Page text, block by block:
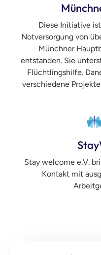
Diese Initiative
Notversorgung von
Münchner
entstanden. Sie
Flüchtlingshilfe.
verschiedene
Stay welcome e.V.
Kontakt mit